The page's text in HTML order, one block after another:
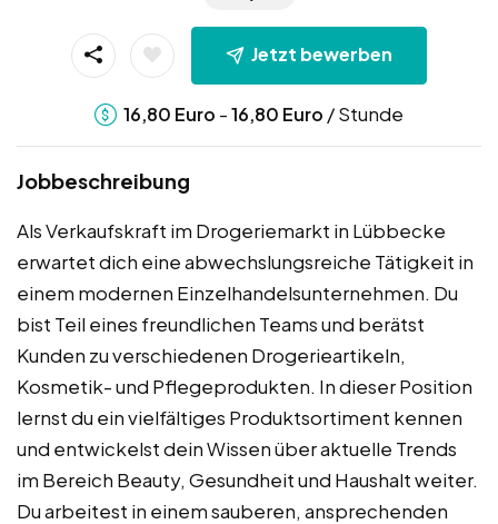
Jetzt bewerben
16,80 Euro -16,80 Euro / Stunde
Jobbeschreibung
Als Verkaufskraft im Drogeriemarkt in Lübbecke
erwartet dich eine abwechslungsreiche Tätigkeit in
einem modernen Einzelhandelsunternehmen. Du
bist Teil eines freundlichen Teams und berätst
Kunden zu verschiedenen Drogerieartikeln,
Kosmetik- und Pflegeprodukten. In dieser Position
lernst du ein vielfältiges Produktsortiment kennen
und entwickelst dein Wissen über aktuelle Trends
im Bereich Beauty, Gesundheit und Haushalt weiter.
Du arbeitest in einem sauberen, ansprechenden